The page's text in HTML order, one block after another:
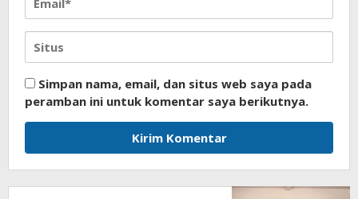
Simpan nama, email, dan situs web saya pada
peramban ini untuk komentar saya berikutnya.